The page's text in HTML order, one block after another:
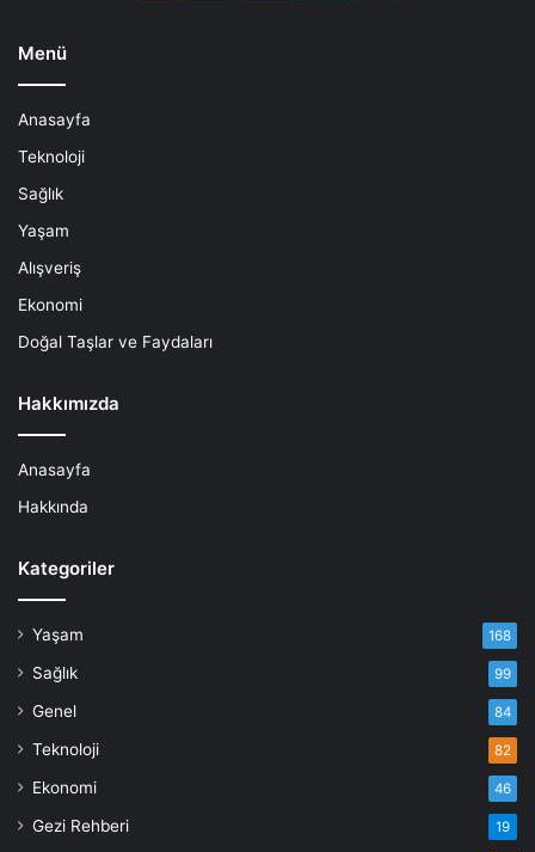
Menü
Anasayfa
Teknoloji
Sağlık
Yaşam
Alışveriş
Ekonomi
Doğal Taşlar ve Faydaları
Hakkımızda
Anasayfa
Hakkında
Kategoriler
Yaşam 168
Sağlık 99
Genel 84
Teknoloji 82
Ekonomi 46
Gezi Rehberi 19